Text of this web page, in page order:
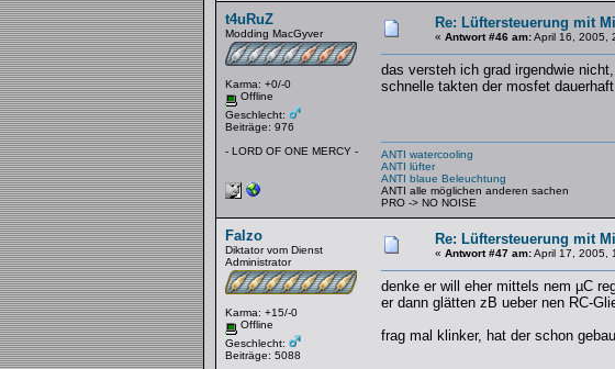
t4uRuZ
Modding MacGyver
Karma: +0/-0
Offline
Geschlecht:
Beiträge: 976
- LORD OF ONE MERCY -
Re: Lüftersteuerung mit
« Antwort #46 am:April 16, 2005,
das versteh ich grad irgendwie
schnelle takten der mosfet
ANTI watercooling
ANTI lüfter
ANTI blaue Beleuchtung
ANTI alle möglichen anderen sachen
PRO -> NO NOISE
Falzo
Diktator vom Dienst
Administrator
Karma: +15/-0
Offline
Geschlecht:
Beiträge: 5088
Re: Lüftersteuerung mit
« Antwort #47 am:April 17, 2005,
denke er will eher mittels nem µC
er dann glätten zB ueber nen RC-
frag mal klinker, hat der schon